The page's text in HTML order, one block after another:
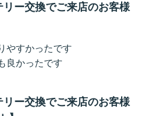
リー交換でご来店のお客様
やすかったです
良かったです
リー交換でご来店のお客様